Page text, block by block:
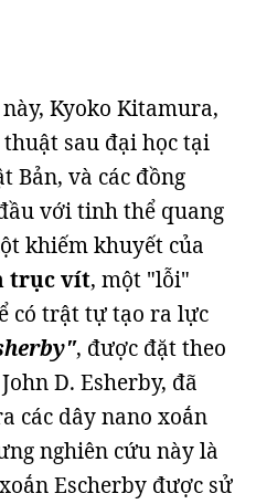
Kyoko Kitamura,
sau đại học tại
Bản, và các đồng
với tinh thể quang
khiếm khuyết của
trục vít, một "lỗi"
có trật tự tạo ra lực
, được đặt theo
D. Esherby, đã
các dây nano xoắn
nghiên cứu này là
Escherby được sử